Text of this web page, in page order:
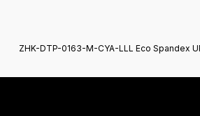
ZHK-DTP-0163-M-CYA-LLL Eco Spandex